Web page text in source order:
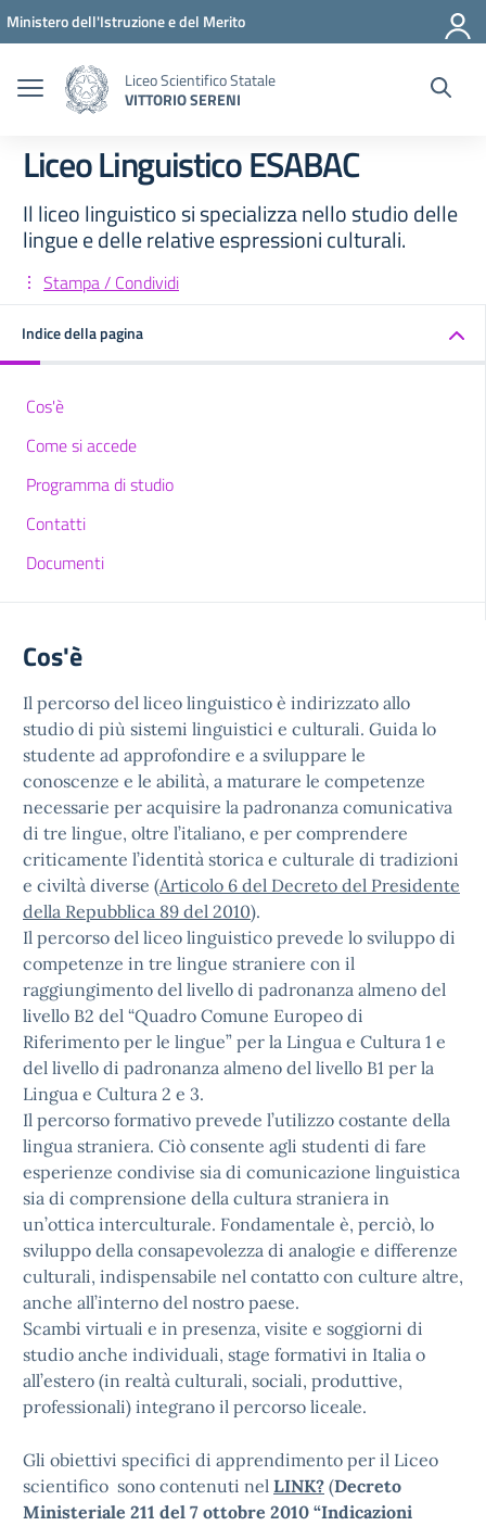
Vai ai contenuti
Vai al menu di navigazione
Vai al footer
Ministero dell'Istruzione e del Merito
Liceo Scientifico Statale
VITTORIO SERENI
Liceo Linguistico ESABAC
Il liceo linguistico si specializza nello studio delle
lingue e delle relative espressioni culturali.
Stampa / Condividi
Indice della pagina
Cos'è
Come si accede
Programma di studio
Contatti
Documenti
Cos'è
Il percorso del liceo linguistico è indirizzato allo
studio di più sistemi linguistici e culturali. Guida lo
studente ad approfondire e a sviluppare le
conoscenze e le abilità, a maturare le competenze
necessarie per acquisire la padronanza comunicativa
di tre lingue, oltre l’italiano, e per comprendere
criticamente l’identità storica e culturale di tradizioni
e civiltà diverse (Articolo 6 del Decreto del Presidente
della Repubblica 89 del 2010).
Il percorso del liceo linguistico prevede lo sviluppo di
competenze in tre lingue straniere con il
raggiungimento del livello di padronanza almeno del
livello B2 del “Quadro Comune Europeo di
Riferimento per le lingue” per la Lingua e Cultura 1 e
del livello di padronanza almeno del livello B1 per la
Lingua e Cultura 2 e 3.
Il percorso formativo prevede l’utilizzo costante della
lingua straniera. Ciò consente agli studenti di fare
esperienze condivise sia di comunicazione linguistica
sia di comprensione della cultura straniera in
un’ottica interculturale. Fondamentale è, perciò, lo
sviluppo della consapevolezza di analogie e differenze
culturali, indispensabile nel contatto con culture altre,
anche all’interno del nostro paese.
Scambi virtuali e in presenza, visite e soggiorni di
studio anche individuali, stage formativi in Italia o
all’estero (in realtà culturali, sociali, produttive,
professionali) integrano il percorso liceale.
Gli obiettivi specifici di apprendimento per il Liceo
scientifico sono contenuti nel LINK? (Decreto
Ministeriale 211 del 7 ottobre 2010 “Indicazioni